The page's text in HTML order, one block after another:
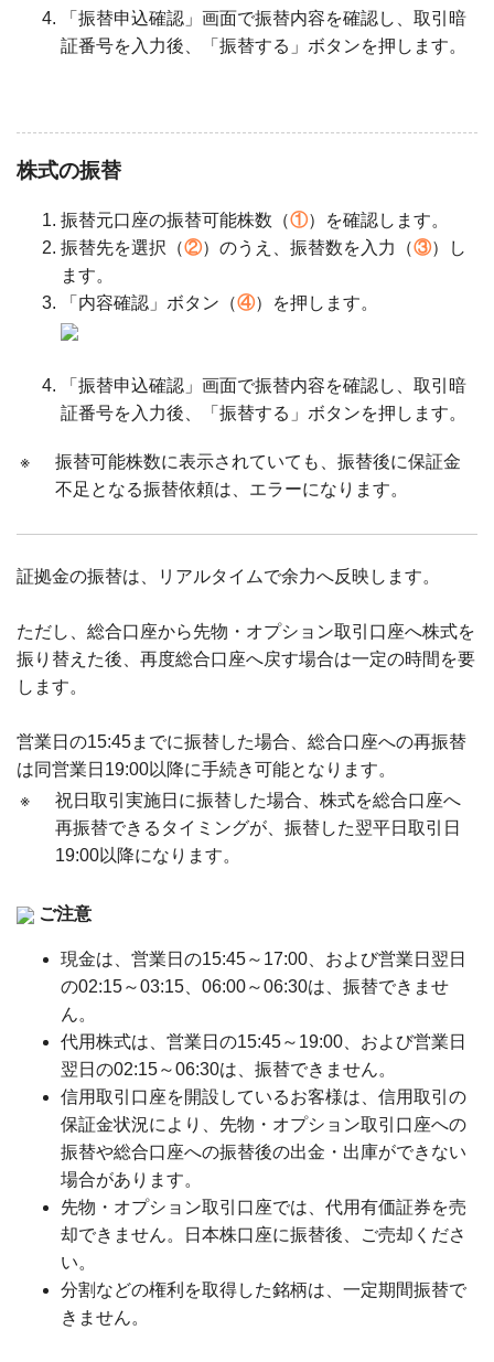
「振替申込確認」画面で振替内容を確認し、取引暗
証番号を入力後、「振替する」ボタンを押します。
株式の振替
振替元口座の振替可能株数（①）を確認します。
振替先を選択（②）のうえ、振替数を入力（③）し
ます。
「内容確認」ボタン（④）を押します。
「振替申込確認」画面で振替内容を確認し、取引暗
証番号を入力後、「振替する」ボタンを押します。
※
振替可能株数に表示されていても、振替後に保証金
不足となる振替依頼は、エラーになります。
証拠金の振替は、リアルタイムで余力へ反映します。
ただし、総合口座から先物・オプション取引口座へ株式を
振り替えた後、再度総合口座へ戻す場合は一定の時間を要
します。
営業日の15:45までに振替した場合、総合口座への再振替
は同営業日19:00以降に手続き可能となります。
※
祝日取引実施日に振替した場合、株式を総合口座へ
再振替できるタイミングが、振替した翌平日取引日
19:00以降になります。
ご注意
現金は、営業日の15:45～17:00、および営業日翌日
の02:15～03:15、06:00～06:30は、振替できませ
ん。
代用株式は、営業日の15:45～19:00、および営業日
翌日の02:15～06:30は、振替できません。
信用取引口座を開設しているお客様は、信用取引の
保証金状況により、先物・オプション取引口座への
振替や総合口座への振替後の出金・出庫ができない
場合があります。
先物・オプション取引口座では、代用有価証券を売
却できません。日本株口座に振替後、ご売却くださ
い。
分割などの権利を取得した銘柄は、一定期間振替で
きません。